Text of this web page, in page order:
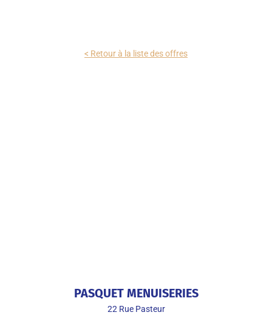
< Retour à la liste des offres
PASQUET MENUISERIES
22 Rue Pasteur